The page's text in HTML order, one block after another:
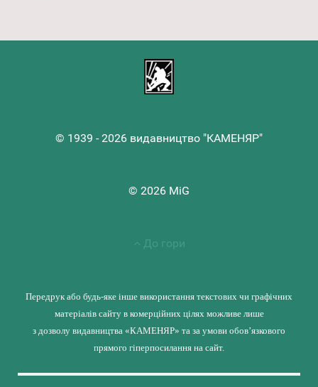
© 1939 - 2026 видавництво "КАМЕНЯР"
© 2026 MiG
До гори
Передрук або будь-яке інше використання текстових чи графічних
матеріалів сайту в комерційних цілях можливе лише
з дозволу видавництва «КАМЕНЯР» та за умови обов’язкового
прямого гіперпосилання на сайт.